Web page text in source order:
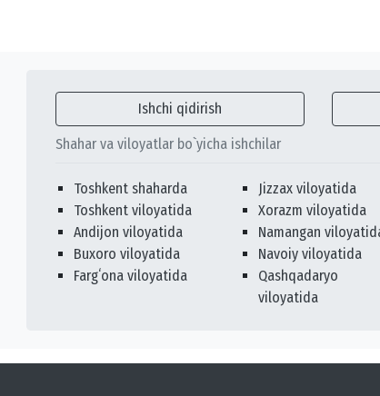
Ishchi qidirish
Shahar va viloyatlar bo`yicha ishchilar
Toshkent shaharda
Toshkent viloyatida
Andijon viloyatida
Buxoro viloyatida
Fargʻona viloyatida
Jizzax viloyatida
Xorazm viloyatida
Namangan
Navoiy viloyatida
Qashqadaryo
viloyatida